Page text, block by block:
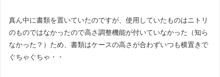
真ん中に書類を置いていたのですが、使用していたものはニトリ
のものではなかったので高さ調整機能が付いていなかった（知ら
なかった？）ため、書類はケースの高さが合わずいつも横置きで
ぐちゃぐちゃ・・